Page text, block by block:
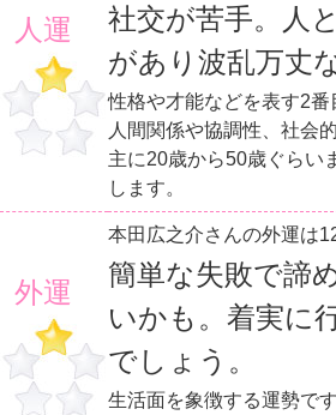
人運
社交が苦手。人
があり波乱万丈
性格や才能などを表す2番
人間関係や協調性、社会
主に20歳から50歳ぐらい
します。
外運
本田広之介さんの外運は
簡単な失敗で諦
いかも。着実に
でしょう。
生活面を象徴する運勢で